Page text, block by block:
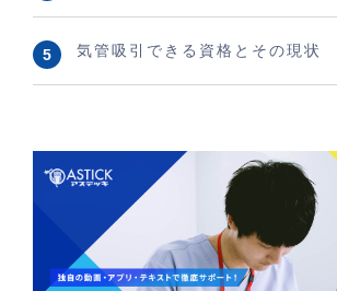
気管吸引できる資格とその現状